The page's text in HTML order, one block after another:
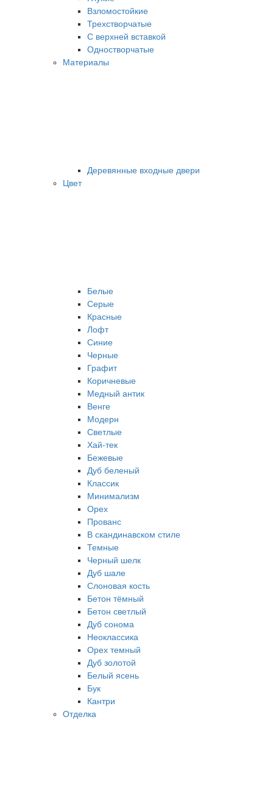
Взломостойкие
Трехстворчатые
С верхней вставкой
Одностворчатые
Материалы
Деревянные входные двери
Цвет
Белые
Серые
Красные
Лофт
Синие
Черные
Графит
Коричневые
Медный антик
Венге
Модерн
Светлые
Хай-тек
Бежевые
Дуб беленый
Классик
Минимализм
Орех
Прованс
В скандинавском стиле
Темные
Черный шелк
Дуб шале
Слоновая кость
Бетон тёмный
Бетон светлый
Дуб сонома
Неоклассика
Орех темный
Дуб золотой
Белый ясень
Бук
Кантри
Отделка